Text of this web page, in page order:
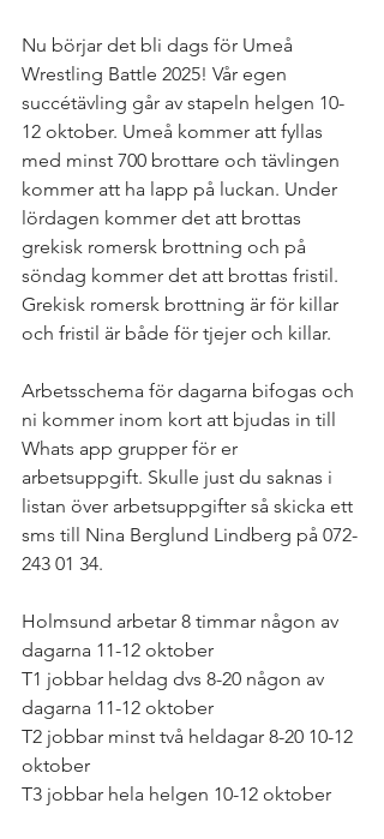
Nu börjar det bli dags för Umeå
Wrestling Battle 2025! Vår egen
succétävling går av stapeln helgen 10-
12 oktober. Umeå kommer att fyllas
med minst 700 brottare och tävlingen
kommer att ha lapp på luckan. Under
lördagen kommer det att brottas
grekisk romersk brottning och på
söndag kommer det att brottas fristil.
Grekisk romersk brottning är för killar
och fristil är både för tjejer och killar.
Arbetsschema för dagarna bifogas och
ni kommer inom kort att bjudas in till
Whats app grupper för er
arbetsuppgift. Skulle just du saknas i
listan över arbetsuppgifter så skicka ett
sms till Nina Berglund Lindberg på 072-
243 01 34.
Holmsund arbetar 8 timmar någon av
dagarna 11-12 oktober
T1 jobbar heldag dvs 8-20 någon av
dagarna 11-12 oktober
T2 jobbar minst två heldagar 8-20 10-12
oktober
T3 jobbar hela helgen 10-12 oktober